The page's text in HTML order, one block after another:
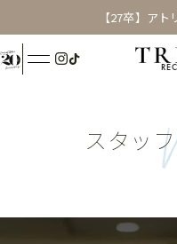
【27卒】ア
スタッ